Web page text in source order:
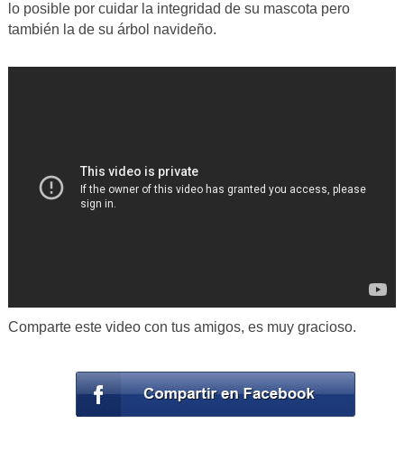
lo posible por cuidar la integridad de su mascota pero
también la de su árbol navideño.
Comparte este video con tus amigos, es muy gracioso.